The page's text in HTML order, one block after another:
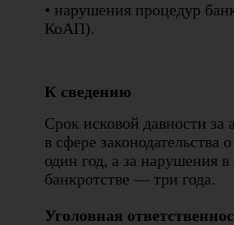
• нарушения процедур
КоАП).
К сведению
Срок исковой давности
в сфере законодательства
один год, а за нарушения в
банкротстве — три года.
Уголовная